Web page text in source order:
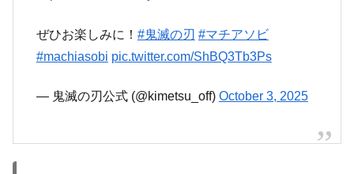
ぜひお楽しみに！ #鬼滅の刃 #マチアソビ
#machiasobi pic.twitter.com/ShBQ3Tb3Ps
— 鬼滅の刃公式 (@kimetsu_off) October 3, 2025